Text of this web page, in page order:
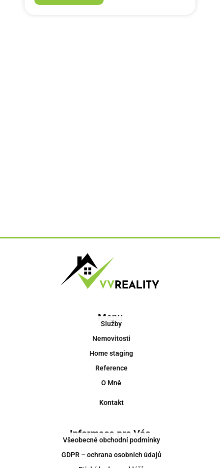
Menu
Služby
Nemovitosti
Home staging
Reference
O Mně
Kontakt
Informace pro Vás
Všeobecné obchodní podmínky
GDPR – ochrana osobních údajů